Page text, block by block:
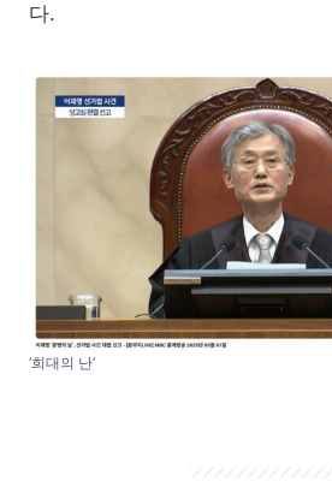
다.
‘희대의 난’